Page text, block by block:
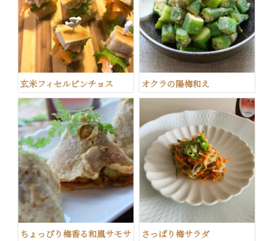
玄米フィセルピンチョス オクラの陽梅和え
ちょっぴり梅香る和風サモサ さっぱり梅サラダ